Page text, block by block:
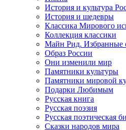
История и культура
История и шедевры
Классика Мирового
Коллекция классики
Майн Рид. Избранные
Образ России
Они изменили мир
Памятники культуры
Памятники мировой
Подарки Любимым
Русская книга
Русская поэзия
Русская поэтическая
Сказки народов мира